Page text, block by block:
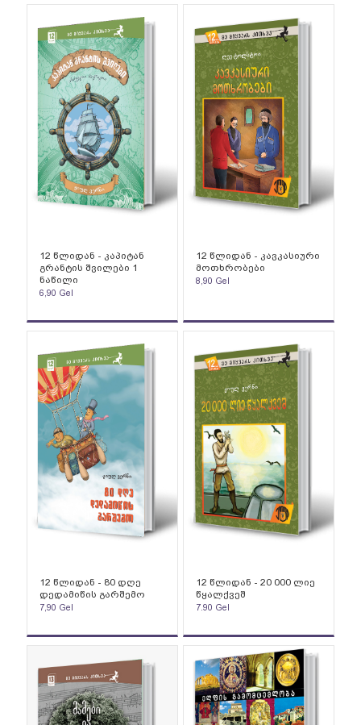
12 წლიდან - კაპიტან
გრანტის შვილები 1
ნაწილი
6,90 Gel
12 წლიდან - კავკასიური
მოთხრობები
8,90 Gel
12 წლიდან - 80 დღე
დედამიწის გარშემო
7,90 Gel
12 წლიდან - 20 000 ლიე
წყალქვეშ
7.90 Gel